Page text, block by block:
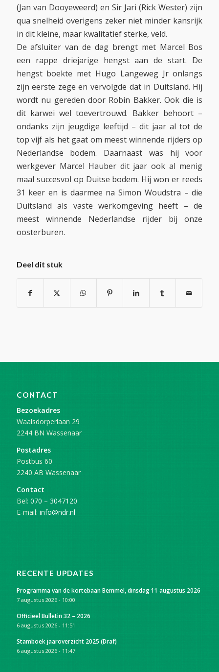
(Jan van Dooyeweerd) en Sir Jari (Rick Wester) zijn
qua snelheid overigens zeker niet minder kansrijk
in dit kleine, maar kwalitatief sterke, veld.
De afsluiter van de dag brengt met Marcel Bos
een rappe driejarige hengst aan de start. De
hengst boekte met Hugo Langeweg Jr onlangs
zijn eerste zege en vervolgde dat in Duitsland. Hij
wordt nu gereden door Robin Bakker. Ook die is
dit karwei wel toevertrouwd. Bakker behoort –
ondanks zijn jeugdige leeftijd – dit jaar al tot de
top vijf als het gaat om meest winnende rijders op
Nederlandse bodem. Daarnaast was hij voor
werkgever Marcel Hauber dit jaar ook al menig
maal succesvol op Duitse bodem. Hij won er reeds
31 keer en is daarmee na Simon Woudstra – die
Duitsland als vaste werkomgeving heeft – de
meest winnende Nederlandse rijder bij onze
oosterburen.
Deel dit stuk
CONTACT
Bezoekadres
Waalsdorperlaan 29
2244 BN Wassenaar
Postadres
Postbus 60
2240 AB Wassenaar
Contact
Bel: 070 – 3047120
E-mail: info@ndr.nl
RECENTE UPDATES
Programma van de kortebaan Bemmel, dinsdag 11 augustus 2026
7 augustus 2026 - 10:00
Officieel Bulletin 32 – 2026
6 augustus 2026 - 11:51
Stamboek jaaroverzicht 2025 (Draf)
6 augustus 2026 - 11:47